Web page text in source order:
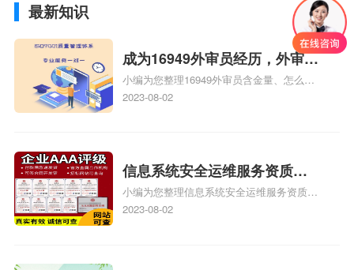
最新知识
成为16949外审员经历，外审员
16949
小编为您整理16949外审员含金量、怎么才
能成为注册的TS16949:2009的外审员、我
2023-08-02
信息系统安全运维服务资质二
级费用，信息系统安全运维服
务资质二级
小编为您整理信息系统安全运维服务资质认
证证书机构有哪些、安全运维服务资质的费
2023-08-02